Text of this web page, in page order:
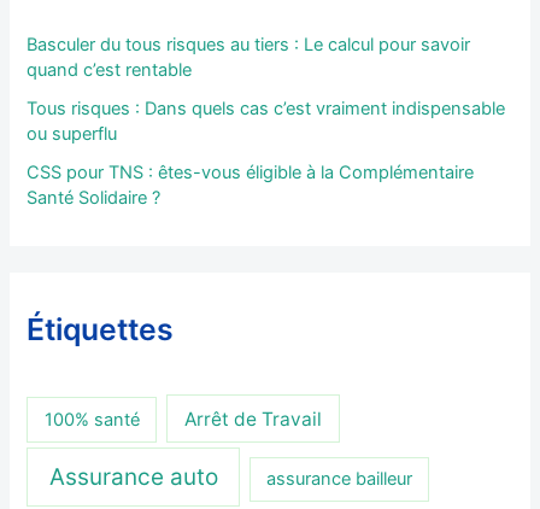
Basculer du tous risques au tiers : Le calcul pour savoir
quand c’est rentable
Tous risques : Dans quels cas c’est vraiment indispensable
ou superflu
CSS pour TNS : êtes-vous éligible à la Complémentaire
Santé Solidaire ?
Étiquettes
100% santé Arrêt de Travail
Assurance auto assurance bailleur